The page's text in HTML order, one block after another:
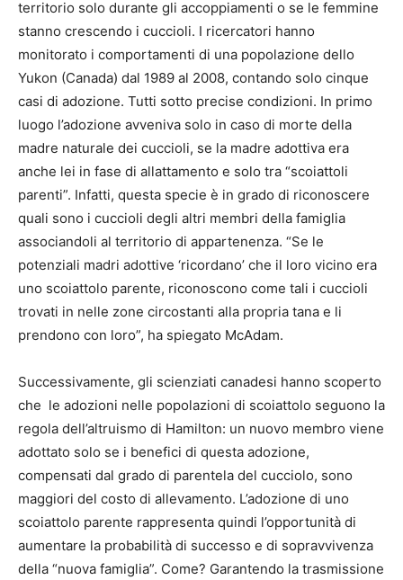
territorio solo durante gli accoppiamenti o se le femmine
stanno crescendo i cuccioli. I ricercatori hanno
monitorato i comportamenti di una popolazione dello
Yukon (Canada) dal 1989 al 2008, contando solo cinque
casi di adozione. Tutti sotto precise condizioni. In primo
luogo l’adozione avveniva solo in caso di morte della
madre naturale dei cuccioli, se la madre adottiva era
anche lei in fase di allattamento e solo tra “scoiattoli
parenti”. Infatti, questa specie è in grado di riconoscere
quali sono i cuccioli degli altri membri della famiglia
associandoli al territorio di appartenenza. “Se le
potenziali madri adottive ‘ricordano’ che il loro vicino era
uno scoiattolo parente, riconoscono come tali i cuccioli
trovati in nelle zone circostanti alla propria tana e li
prendono con loro”, ha spiegato McAdam.
Successivamente, gli scienziati canadesi hanno scoperto
che le adozioni nelle popolazioni di scoiattolo seguono la
regola dell’altruismo di Hamilton: un nuovo membro viene
adottato solo se i benefici di questa adozione,
compensati dal grado di parentela del cucciolo, sono
maggiori del costo di allevamento. L’adozione di uno
scoiattolo parente rappresenta quindi l’opportunità di
aumentare la probabilità di successo e di sopravvivenza
della “nuova famiglia”. Come? Garantendo la trasmissione